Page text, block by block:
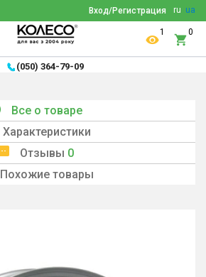
ru ua
Вход/Регистрация
1 0
(050) 364-79-09
Все о товаре
Характеристики
Отзывы 0
Похожие товары